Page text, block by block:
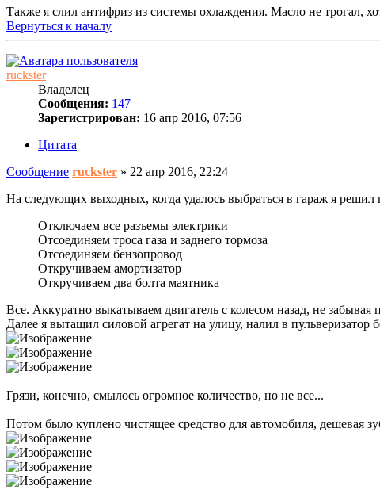
Также я слил антифриз из системы охлаждения. Масло не трогал,
Вернуться к началу
ruckster
Владелец
Сообщения: 147
Зарегистрирован: 16 апр 2016, 07:56
Цитата
Сообщение ruckster » 22 апр 2016, 22:24
На следующих выходных, когда удалось выбраться в гараж я решил
Отключаем все разъемы электрики
Отсоединяем троса газа и заднего тормоза
Отсоединяем бензопровод
Откручиваем амортизатор
Откручиваем два болта маятника
Все. Аккуратно выкатываем двигатель с колесом назад, не
Далее я вытащил силовой агрегат на улицу, налил в
Грязи, конечно, смылось огромное количество, но не все...
Потом было куплено чистящее средство для автомобиля, дешевая